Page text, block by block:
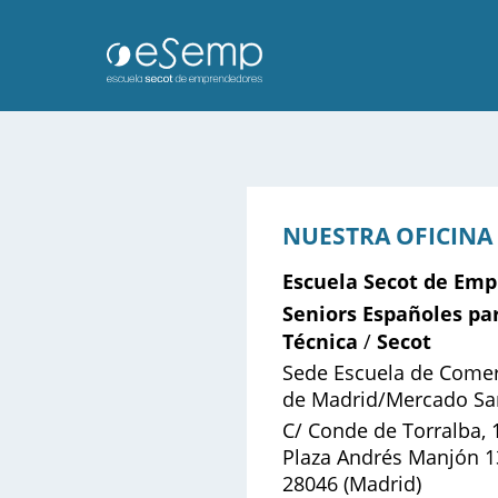
Escuela
Cursos
Claustro
NUESTRA OFICINA
Escuela Secot de
Seniors Españoles
Técnica / Secot
Sede Escuela de
de Madrid/Mercado
C/ Conde de Torralba,
Plaza Andrés Manjón
28046 (Madrid)